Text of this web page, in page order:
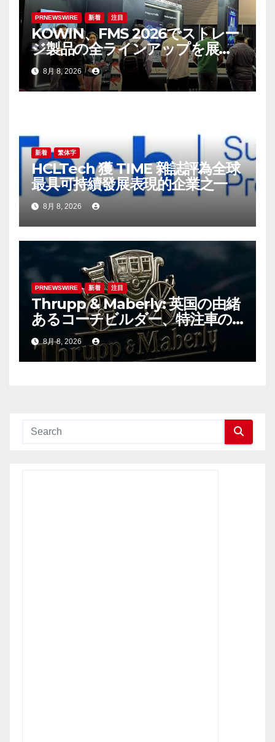
PRNEWSWIRE 新着 注目
KOWIN、FMS 2026でストレー
ジ製品の全ラインアップを展
示：高性能ストレージ製品がAI
分野の革新を牽引
8月 8, 2026
新着 繁体字
HCLTech 獲 TIME 雜誌評為全球
最具可持續發展表現的企業之一
8月 8, 2026
PRNEWSWIRE 新着 注目
Thrupp & Maberly: 英国の由緒
あるコーチビルダー、特注車の
新時代へ
8月 8, 2026